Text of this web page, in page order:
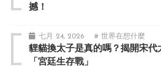
撼！
七月 24, 2026 # 世界在想什麼
貍貓換太子是真的嗎？揭開宋代
「宮廷生存戰」